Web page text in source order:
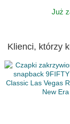
Już
Klienci, którzy